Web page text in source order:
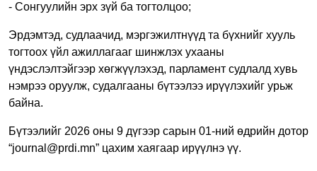
- Сонгуулийн эрх зүй ба тогтолцоо;
Эрдэмтэд, судлаачид, мэргэжилтнүүд та бүхнийг хууль
тогтоох үйл ажиллагааг шинжлэх ухааны
үндэслэлтэйгээр хөгжүүлэхэд, парламент судлалд хувь
нэмрээ оруулж, судалгааны бүтээлээ ирүүлэхийг урьж
байна.
Бүтээлийг 2026 оны 9 дүгээр сарын 01-ний өдрийн дотор
“journal@prdi.mn” цахим хаягаар ирүүлнэ үү.